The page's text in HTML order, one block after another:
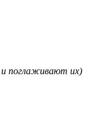
поглаживают их)